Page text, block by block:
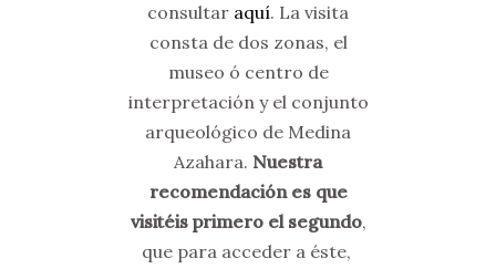
consultar aquí. La visita
consta de dos zonas, el
museo ó centro de
interpretación y el conjunto
arqueológico de Medina
Azahara. Nuestra
recomendación es que
visitéis primero el segundo,
que para acceder a éste,